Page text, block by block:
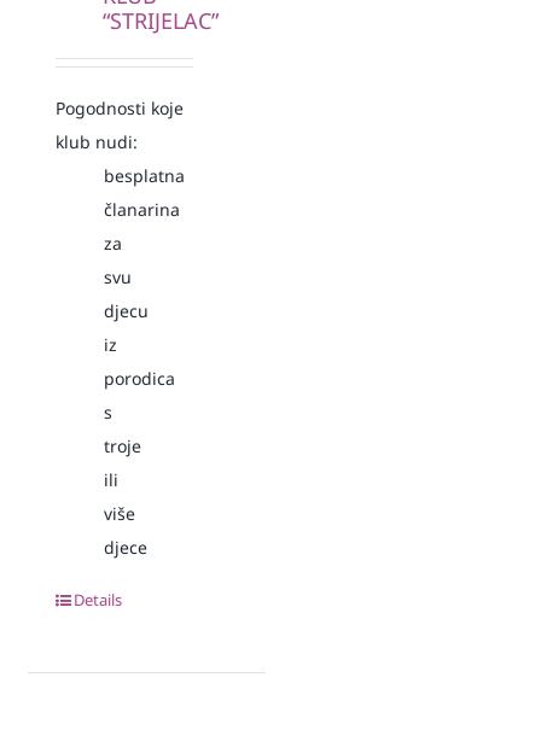
“STRIJELAC”
Pogodnosti koje
klub nudi:
besplatna
članarina
za
svu
djecu
iz
porodica
s
troje
ili
više
djece
Details